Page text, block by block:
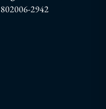
802006-2942